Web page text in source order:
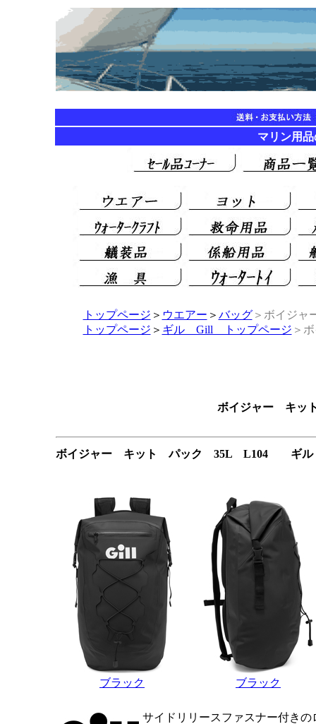
マリン用
トップページ ＞ ウエアー ＞ バッグ＞ボイジ
トップページ ＞ ギル Gill トップページ ＞
ボイジャー キ
ボイジャー キット パック 35L L104 ギル
ブラック ブラック
サイドリリースファスナー付き